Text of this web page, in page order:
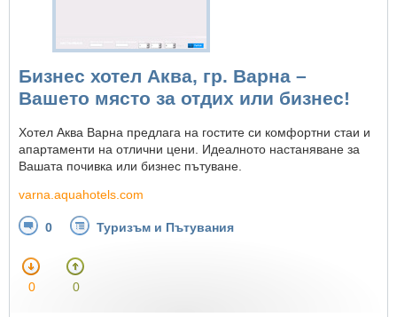
Бизнес хотел Аква, гр. Варна –
Вашето място за отдих или бизнес!
Хотел Аква Варна предлага на гостите си комфoртни стаи и
апартаменти на отлични цени. Идеалното настаняване за
Вашата почивка или бизнес пътуване.
varna.aquahotels.com
0 Туризъм и Пътувания
0 0